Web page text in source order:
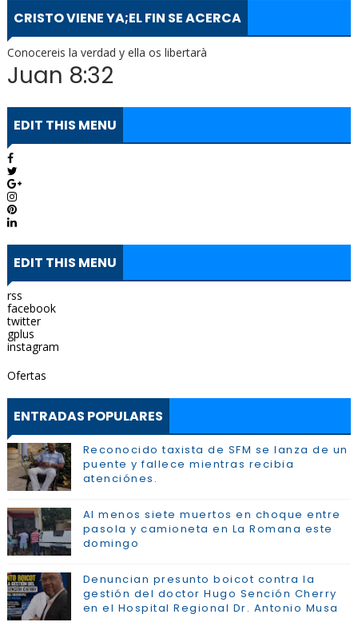
CRISTO VIENE YA;EL FIN SE ACERCA
Conocereis la verdad y ella os libertarà
Juan 8:32
EDIT THIS MENU
EDIT THIS MENU
rss
facebook
twitter
gplus
instagram
Ofertas
ENTRADAS POPULARES
Reconocido taxista de SFM se lanza de un
puente y fallece mientras recibia
atenciónes.
Al menos siete muertos en choque entre
pasola y camioneta en La Romana este
domingo
Denuncian presunto boicot contra la
gestión del doctor Hugo Sención Cherry
en el Hospital Regional Dr. Antonio Musa